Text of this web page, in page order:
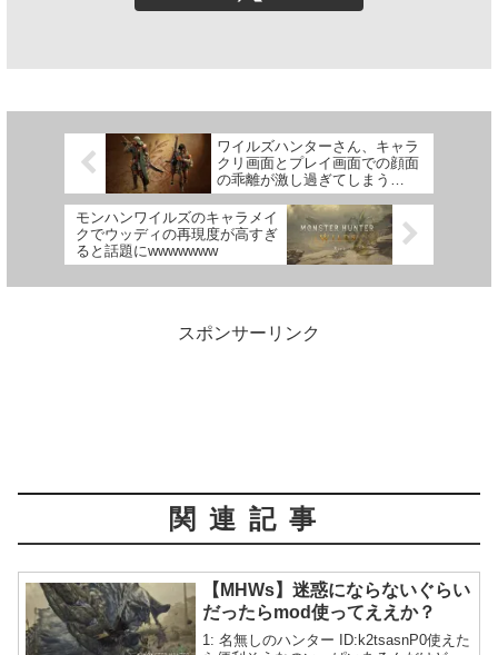
ワイルズハンターさん、キャラ
クリ画面とプレイ画面での顔面
の乖離が激し過ぎてしまう
wwww
モンハンワイルズのキャラメイ
クでウッディの再現度が高すぎ
ると話題にwwwwwww
スポンサーリンク
関連記事
【MHWs】迷惑にならないぐらい
だったらmod使ってええか？
1: 名無しのハンター ID:k2tsasnP0使えた